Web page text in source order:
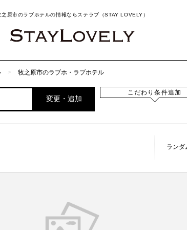
之原市のラブホテルの情報ならステラブ（STAY LOVELY）
牧之原市のラブホ・ラブホテル
変更・追加
こだわり条件追加
ランダ